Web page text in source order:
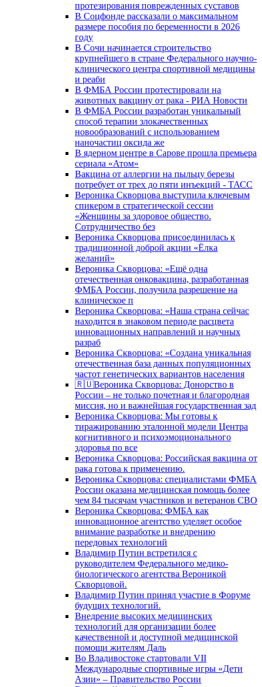
протезирования поврежденных суставов
В Соцфонде рассказали о максимальном
размере пособия по беременности в 2026
году
В Сочи начинается строительство
крупнейшего в стране Федерального научно-
клинического центра спортивной медицины
и реаби
В ФМБА России протестировали на
животных вакцину от рака - РИА Новости
В ФМБА России разработан уникальный
способ терапии злокачественных
новообразований с использованием
наночастиц оксида же
В ядерном центре в Сарове прошла премьера
сериала «Атом»
Вакцина от аллергии на пыльцу березы
потребует от трех до пяти инъекций - ТАСС
Вероника Скворцова выступила ключевым
спикером в стратегической сессии
«Женщины за здоровое общество.
Сотрудничество без
Вероника Скворцова присоединилась к
традиционной доброй акции «Ёлка
желаний»
Вероника Скворцова: «Ещё одна
отечественная онковакцина, разработанная
ФМБА России, получила разрешение на
клиническое п
Вероника Скворцова: «Наша страна сейчас
находится в знаковом периоде расцвета
инновационных направлений и научных
разраб
Вероника Скворцова: «Создана уникальная
отечественная база данных популяционных
частот генетических вариантов населения
🇷🇺Вероника Скворцова: Донорство в
России – не только почетная и благородная
миссия, но и важнейшая государственная зад
Вероника Скворцова: Мы готовы к
тиражированию эталонной модели Центра
когнитивного и психоэмоционального
здоровья по все
Вероника Скворцова: Российская вакцина от
рака готова к применению.
Вероника Скворцова: специалистами ФМБА
России оказана медицинская помощь более
чем 84 тысячам участников и ветеранов СВО
Вероника Скворцова: ФМБА как
инновационное агентство уделяет особое
внимание разработке и внедрению
передовых технологий
Владимир Путин встретился с
руководителем Федерального медико-
биологического агентства Вероникой
Скворцовой.
Владимир Путин принял участие в Форуме
будущих технологий.
Внедрение высоких медицинских
технологий для организации более
качественной и доступной медицинской
помощи жителям Даль
Во Владивостоке стартовали VII
Международные спортивные игры «Дети
Азии» – Правительство России